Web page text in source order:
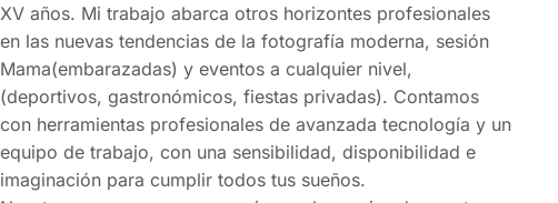
XV años. Mi trabajo abarca otros horizontes profesionales
en las nuevas tendencias de la fotografía moderna, sesión
Mama(embarazadas) y eventos a cualquier nivel,
(deportivos, gastronómicos, fiestas privadas). Contamos
con herramientas profesionales de avanzada tecnología y un
equipo de trabajo, con una sensibilidad, disponibilidad e
imaginación para cumplir todos tus sueños.